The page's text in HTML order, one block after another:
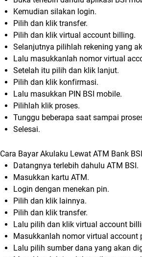
Kemudian silakan login.
Pilih dan klik transfer.
Pilih dan klik virtual account billing.
Selanjutnya pilihlah rekening yang
Lalu masukkanlah nomor virtual
Setelah itu pilih dan klik lanjut.
Pilih dan klik konfirmasi.
Lalu masukkan PIN BSI mobile.
Pilihlah klik proses.
Tunggu beberapa saat sampai
Selesai.
Cara Bayar Akulaku Lewat ATM Bank BSI
Datangnya terlebih dahulu ATM BSI.
Masukkan kartu ATM.
Login dengan menekan pin.
Pilih dan klik lainnya.
Pilih dan klik transfer.
Lalu pilih dan klik virtual account
Masukkanlah nomor virtual account
Lalu pilih sumber dana yang akan